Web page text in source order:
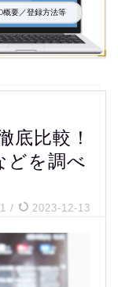
概要／登録方法等
底比較！
どを調べ
/ 2023-12-13